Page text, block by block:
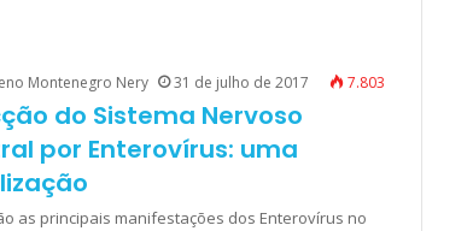
Montenegro Nery 31 de julho de 2017 7.803
do Sistema Nervoso
por Enterovírus: uma
as principais manifestações dos Enterovírus no